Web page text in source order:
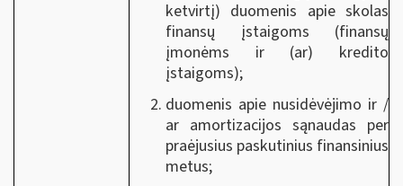
ketvirtį) duomenis apie skolas
finansų įstaigoms (finansų
įmonėms ir (ar) kredito
įstaigoms);
duomenis apie nusidėvėjimo ir /
ar amortizacijos sąnaudas per
praėjusius paskutinius finansinius
metus;